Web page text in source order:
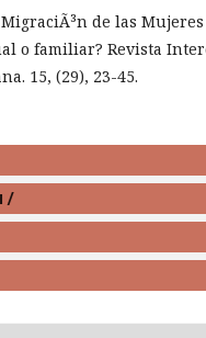
MigraciÃ³n de las
o familiar? Revista
15, (29), 23-45.
/